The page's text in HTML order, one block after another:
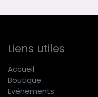
Liens utiles
Accueil
Boutique
Evénements